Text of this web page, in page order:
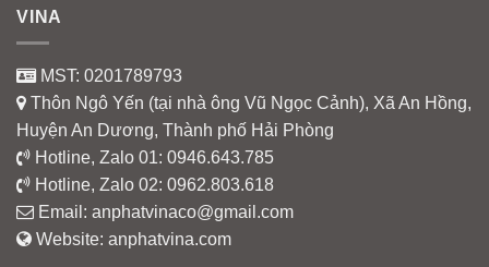
VINA
MST: 0201789793
Thôn Ngô Yến (tại nhà ông Vũ Ngọc Cảnh), Xã An Hồng,
Huyện An Dương, Thành phố Hải Phòng
Hotline, Zalo 01: 0946.643.785
Hotline, Zalo 02: 0962.803.618
Email: anphatvinaco@gmail.com
Website: anphatvina.com